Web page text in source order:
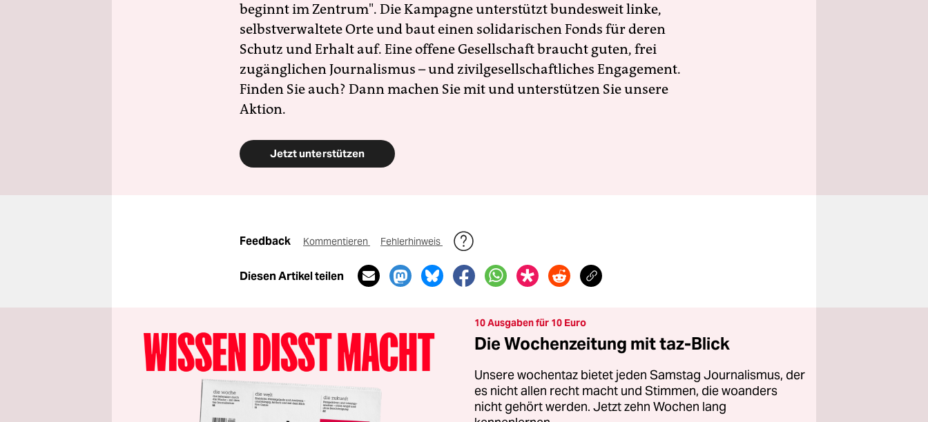
beginnt im Zentrum". Die Kampagne unterstützt bundesweit linke,
selbstverwaltete Orte und baut einen solidarischen Fonds für deren
Schutz und Erhalt auf. Eine offene Gesellschaft braucht guten, frei
zugänglichen Journalismus – und zivilgesellschaftliches Engagement.
Finden Sie auch? Dann machen Sie mit und unterstützen Sie unsere
Aktion.
Jetzt unterstützen
Feedback Kommentieren Fehlerhinweis
Diesen Artikel teilen
10 Ausgaben für 10 Euro
Die Wochenzeitung mit taz-Blick
Unsere wochentaz bietet jeden Samstag Journalismus, der
es nicht allen recht macht und Stimmen, die woanders
nicht gehört werden. Jetzt zehn Wochen lang